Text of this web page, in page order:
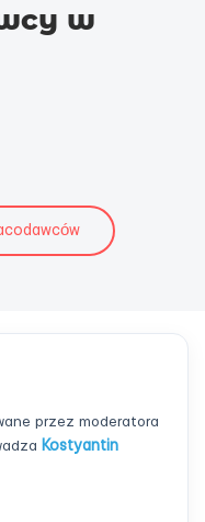
w
przez moderatora
Kostyantin